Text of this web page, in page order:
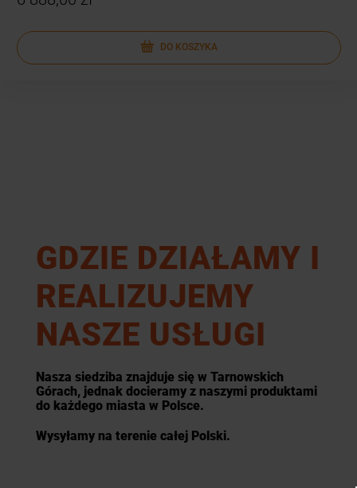
DO KOSZYKA
GDZIE DZIAŁAMY I
REALIZUJEMY
NASZE USŁUGI
Nasza siedziba znajduje się w Tarnowskich
Górach, jednak docieramy z naszymi produktami
do każdego miasta w Polsce.
Wysyłamy na terenie całej Polski.